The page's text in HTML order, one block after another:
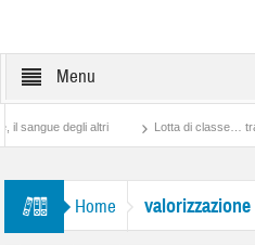
Menu
degli altri Lotta di classe… tra preti
Home valorizzazione